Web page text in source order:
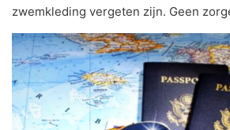
zwemkleding vergeten zijn. Geen